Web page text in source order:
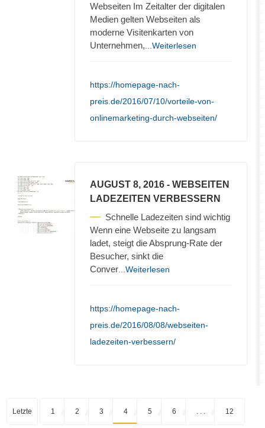
Webseiten Im Zeitalter der digitalen
Medien gelten Webseiten als
moderne Visitenkarten von
Unternehmen, ...Weiterlesen
https://homepage-nach-
preis.de/2016/07/10/vorteile-von-
onlinemarketing-durch-webseiten/
AUGUST 8, 2016 - WEBSEITEN
LADEZEITEN VERBESSERN
Schnelle Ladezeiten sind wichtig
Wenn eine Webseite zu langsam
ladet, steigt die Absprung-Rate der
Besucher, sinkt die
Conver ...Weiterlesen
https://homepage-nach-
preis.de/2016/08/08/webseiten-
ladezeiten-verbessern/
Letzte 1 2 3 4 5 6 12